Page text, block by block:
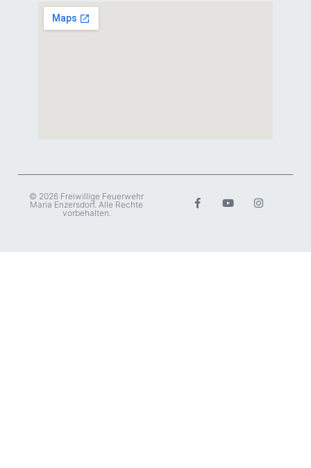
© 2026 Freiwillige Feuerwehr
Maria Enzersdorf. Alle Rechte
vorbehalten.